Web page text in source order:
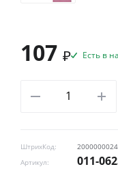
ШтрихКод:
Артикул:
011-
107 ₽ Есть в